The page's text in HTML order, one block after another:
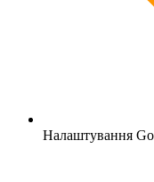
Налаштування